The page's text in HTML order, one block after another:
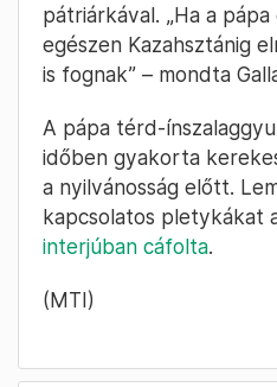
pátriárkával. „Ha a
egészen Kazahsztánig
is fognak” – mondta
A pápa térd-
időben gyakorta
a nyilvánosság előtt.
kapcsolatos pletykákat
interjúban cáfolta.
(MTI)